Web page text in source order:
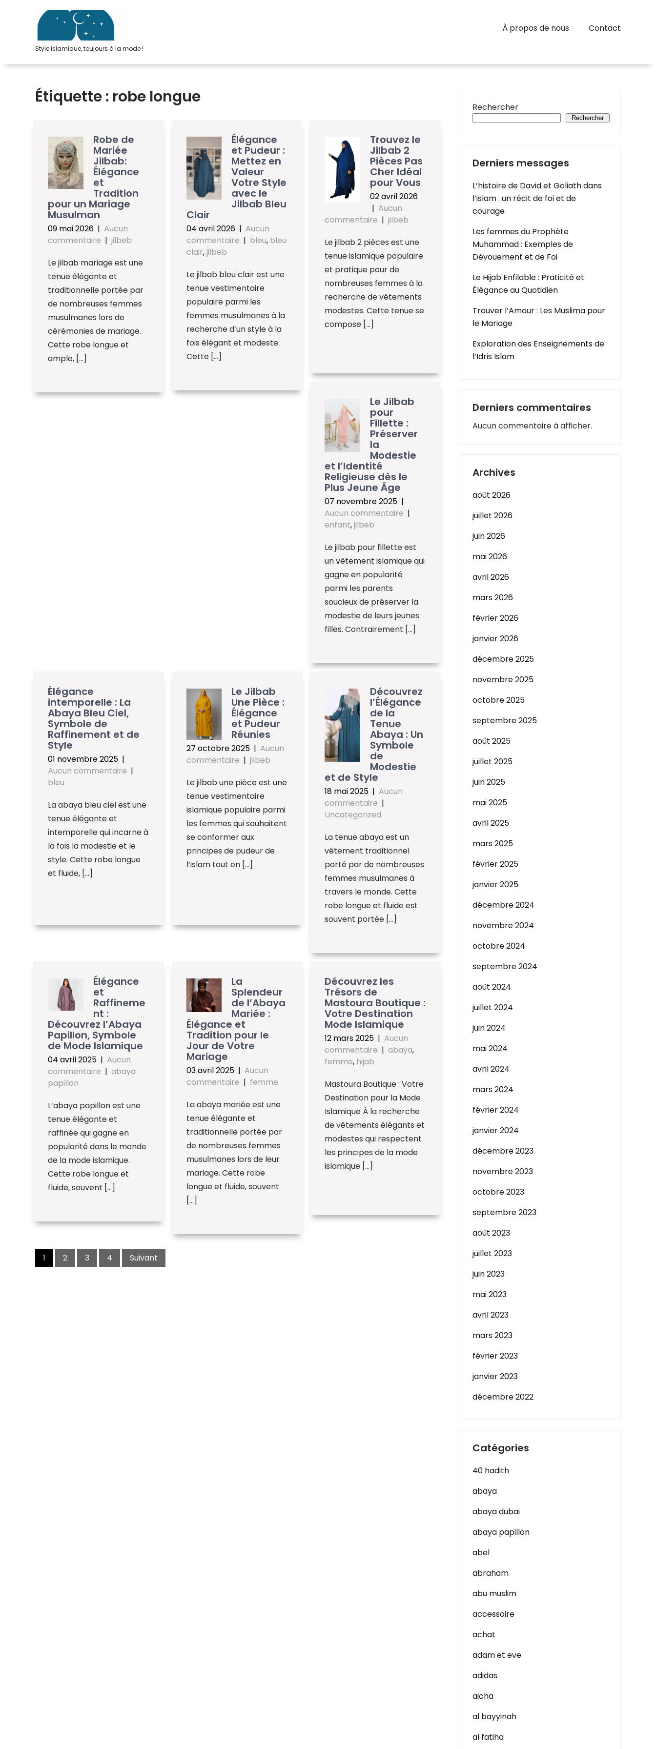
Style islamique, toujours à la mode !
À propos de nous Contact
Étiquette : robe longue
Robe de
Mariée
Jilbab:
Élégance
et
Tradition
pour un Mariage
Musulman
09 mai 2026 | Aucun
commentaire | jilbeb
Le jilbab mariage est une
tenue élégante et
traditionnelle portée par
de nombreuses femmes
musulmanes lors de
cérémonies de mariage.
Cette robe longue et
ample, […]
Élégance
et Pudeur :
Mettez en
Valeur
Votre Style
avec le
Jilbab Bleu
Clair
04 avril 2026 | Aucun
commentaire | bleu, bleu
clair,jilbeb
Le jilbab bleu clair est une
tenue vestimentaire
populaire parmi les
femmes musulmanes à la
recherche d’un style à la
fois élégant et modeste.
Cette […]
Trouvez le
Jilbab 2
Pièces Pas
Cher Idéal
pour Vous
02 avril 2026
| Aucun
commentaire |jilbeb
Le jilbab 2 pièces est une
tenue islamique populaire
et pratique pour de
nombreuses femmes à la
recherche de vêtements
modestes. Cette tenue se
compose […]
Le Jilbab
pour
Fillette :
Préserver
la
Modestie
et l’Identité
Religieuse dès le
Plus Jeune Âge
07 novembre 2025 |
Aucun commentaire |
enfant,jilbeb
Le jilbab pour fillette est
un vêtement islamique qui
gagne en popularité
parmi les parents
soucieux de préserver la
modestie de leurs jeunes
filles. Contrairement […]
Élégance
intemporelle : La
Abaya Bleu Ciel,
Symbole de
Raffinement et de
Style
01 novembre 2025 |
Aucun commentaire |
bleu
La abaya bleu ciel est une
tenue élégante et
intemporelle qui incarne à
la fois la modestie et le
style. Cette robe longue
et fluide, […]
Le Jilbab
Une Pièce :
Élégance
et Pudeur
Réunies
27 octobre 2025 | Aucun
commentaire | jilbeb
Le jilbab une pièce est une
tenue vestimentaire
islamique populaire parmi
les femmes qui souhaitent
se conformer aux
principes de pudeur de
l’islam tout en […]
Découvrez
l’Élégance
de la
Tenue
Abaya : Un
Symbole
de
Modestie
et de Style
18 mai 2025 |Aucun
commentaire |
Uncategorized
La tenue abaya est un
vêtement traditionnel
porté par de nombreuses
femmes musulmanes à
travers le monde. Cette
robe longue et fluide est
souvent portée […]
Élégance
et
Raffineme
nt :
Découvrez l’Abaya
Papillon, Symbole
de Mode Islamique
04 avril 2025 | Aucun
commentaire | abaya
papillon
L’abaya papillon est une
tenue élégante et
raffinée qui gagne en
popularité dans le monde
de la mode islamique.
Cette robe longue et
fluide, souvent […]
La
Splendeur
de l’Abaya
Mariée :
Élégance et
Tradition pour le
Jour de Votre
Mariage
03 avril 2025 | Aucun
commentaire | femme
La abaya mariée est une
tenue élégante et
traditionnelle portée par
de nombreuses femmes
musulmanes lors de leur
mariage. Cette robe
longue et fluide, souvent
[…]
Découvrez les
Trésors de
Mastoura Boutique :
Votre Destination
Mode Islamique
12 mars 2025 |Aucun
commentaire |abaya,
femme, hijab
Mastoura Boutique : Votre
Destination pour la Mode
Islamique À la recherche
de vêtements élégants et
modestes qui respectent
les principes de la mode
islamique […]
Navigation
des
articles
1 2 3 4 Suivant
Rechercher
Rechercher
Derniers messages
L’histoire de David et Goliath dans
l’islam : un récit de foi et de
courage
Les femmes du Prophète
Muhammad : Exemples de
Dévouement et de Foi
Le Hijab Enfilable : Praticité et
Élégance au Quotidien
Trouver l’Amour : Les Muslima pour
le Mariage
Exploration des Enseignements de
l’Idris Islam
Derniers commentaires
Aucun commentaire à afficher.
Archives
août 2026
juillet 2026
juin 2026
mai 2026
avril 2026
mars 2026
février 2026
janvier 2026
décembre 2025
novembre 2025
octobre 2025
septembre 2025
août 2025
juillet 2025
juin 2025
mai 2025
avril 2025
mars 2025
février 2025
janvier 2025
décembre 2024
novembre 2024
octobre 2024
septembre 2024
août 2024
juillet 2024
juin 2024
mai 2024
avril 2024
mars 2024
février 2024
janvier 2024
décembre 2023
novembre 2023
octobre 2023
septembre 2023
août 2023
juillet 2023
juin 2023
mai 2023
avril 2023
mars 2023
février 2023
janvier 2023
décembre 2022
Catégories
40 hadith
abaya
abaya dubai
abaya papillon
abel
abraham
abu muslim
accessoire
achat
adam et eve
adidas
aicha
al bayyinah
al fatiha